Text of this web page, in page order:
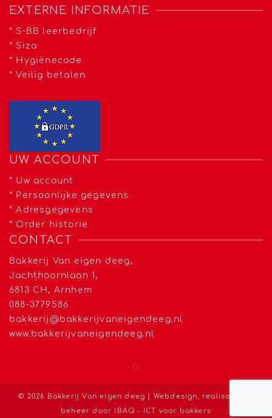
EXTERNE INFORMATIE
* S-BB leerbedrijf
* Siza
* Hygiënecode
*Veilig betalen
UW ACCOUNT
* Uw account
* Persoonlijke gegevens
*Adresgegevens
* Order historie
CONTACT
Bakkerij Van eigen deeg,
Jachthoornlaan 1,
6813 CH, Arnhem
088-3779586
bakkerij@bakkerijvaneigendeeg.nl
www.bakkerijvaneigendeeg.nl
© 2026 Bakkerij Van eigen deeg | Webdesign, realisatie en
beheer door
IBAQ - ICT voor bakkers